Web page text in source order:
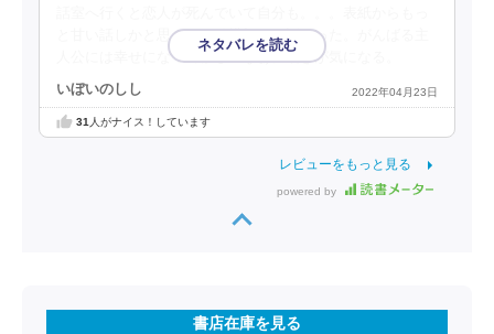
と甘い話しかと思ったら結構切ない話だった。がんばる主
人公には幸せになって欲しいなぁ。続きが気になる。
いぼいのしし 2022年04月23日
31 人がナイス！しています
レビューをもっと見る
powered by
書店在庫を見る